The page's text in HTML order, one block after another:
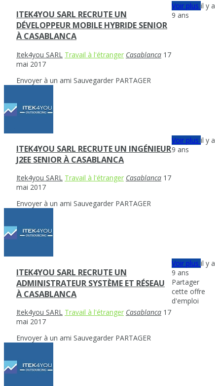
ITEK4YOU SARL RECRUTE UN
DÉVELOPPEUR MOBILE HYBRIDE SENIOR
À CASABLANCA
Itek4you SARL Travail à l'étranger Casablanca 17
mai 2017
Envoyer à un ami Sauvegarder PARTAGER
Voir plusil y a
9 ans
ITEK4YOU SARL RECRUTE UN INGÉNIEUR
J2EE SENIOR À CASABLANCA
Itek4you SARL Travail à l'étranger Casablanca 17
mai 2017
Envoyer à un ami Sauvegarder PARTAGER
Voir plusil y a
9 ans
ITEK4YOU SARL RECRUTE UN
ADMINISTRATEUR SYSTÈME ET RÉSEAU
À CASABLANCA
Itek4you SARL Travail à l'étranger Casablanca 17
mai 2017
Envoyer à un ami Sauvegarder PARTAGER
Voir plusil y a
9 ans
Partager
cette offre
d'emploi